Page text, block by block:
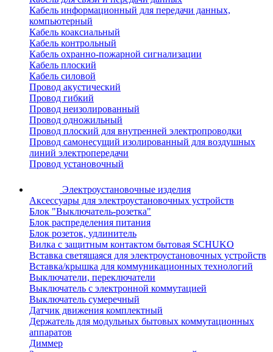
Кабель информационный для передачи данных,
компьютерный
Кабель коаксиальный
Кабель контрольный
Кабель охранно-пожарной сигнализации
Кабель плоский
Кабель силовой
Провод акустический
Провод гибкий
Провод неизолированный
Провод одножильный
Провод плоский для внутренней электропроводки
Провод самонесущий изолированный для воздушных
линий электропередачи
Провод установочный
Электроустановочные изделия
Аксессуары для электроустановочных устройств
Блок "Выключатель-розетка"
Блок распределения питания
Блок розеток, удлинитель
Вилка с защитным контактом бытовая SCHUKO
Вставка светящаяся для электроустановочных устройств
Вставка/крышка для коммуникационных технологий
Выключатели, переключатели
Выключатель с электронной коммутацией
Выключатель сумеречный
Датчик движения комплектный
Держатель для модульных бытовых коммутационных
аппаратов
Диммер